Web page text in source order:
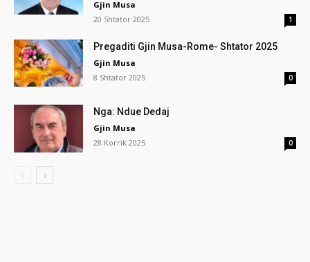
Gjin Musa
20 Shtator 2025
1
Pregaditi Gjin Musa-Rome- Shtator 2025
Gjin Musa
8 Shtator 2025
0
Nga: Ndue Dedaj
Gjin Musa
28 Korrik 2025
0